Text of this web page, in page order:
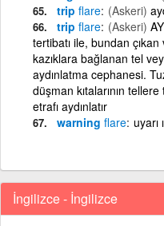
trip flare (Askeri)
trip flare (Askeri)
tertibatı ile, bundan
kazıklara bağlanan tel
aydınlatma cephanesi.
düşman kıtalarının
etrafı aydınlatır
warning flare uyarı
İngilizce - İngilizce